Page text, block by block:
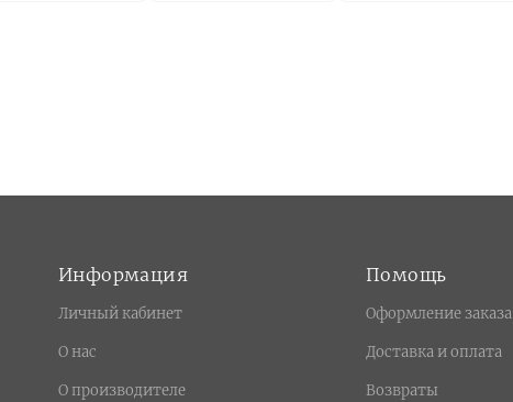
Информация
Личный кабинет
О нас
О производителе
Помощь
Оформление заказа
Доставка и оплата
Возвраты